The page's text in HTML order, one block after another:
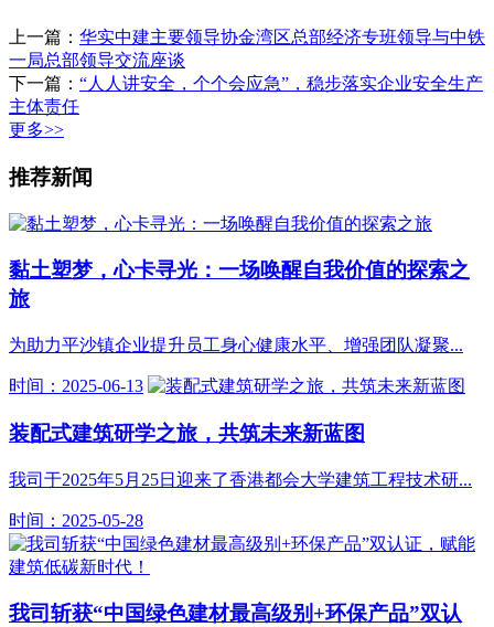
上一篇： 华实中建主要领导协金湾区总部经济专班领导与中铁
一局总部领导交流座谈
下一篇： “人人讲安全，个个会应急”，稳步落实企业安全生产
主体责任
更多>>
推荐新闻
黏土塑梦，心卡寻光：一场唤醒自我价值的探索之
旅
为助力平沙镇企业提升员工身心健康水平、增强团队凝聚...
时间：2025-06-13
装配式建筑研学之旅，共筑未来新蓝图
我司于2025年5月25日迎来了香港都会大学建筑工程技术研...
时间：2025-05-28
我司斩获“中国绿色建材最高级别+环保产品”双认